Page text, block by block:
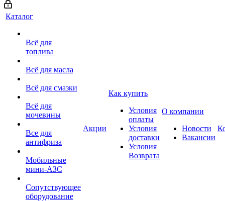
Каталог
Всё для
топлива
Всё для масла
Всё для смазки
Всё для
мочевины
Все для
антифриза
Мобильные
мини-АЗС
Сопутствующее
оборудование
Акции
Как купить
Условия
оплаты
Условия
доставки
Условия
Возврата
О компании
Новости
Вакансии